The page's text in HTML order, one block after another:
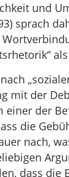
und
sprach
mit der
einer der
die
nach,
dass die